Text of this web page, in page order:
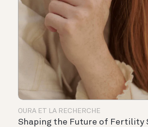
OURA ET LA RECHERCHE
Shaping the Future of Fertility